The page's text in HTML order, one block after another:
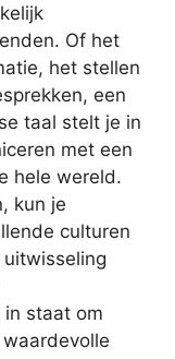
Of het
het stellen
een
taal stelt je in
met een
hele wereld.
kun je
culturen
staat om